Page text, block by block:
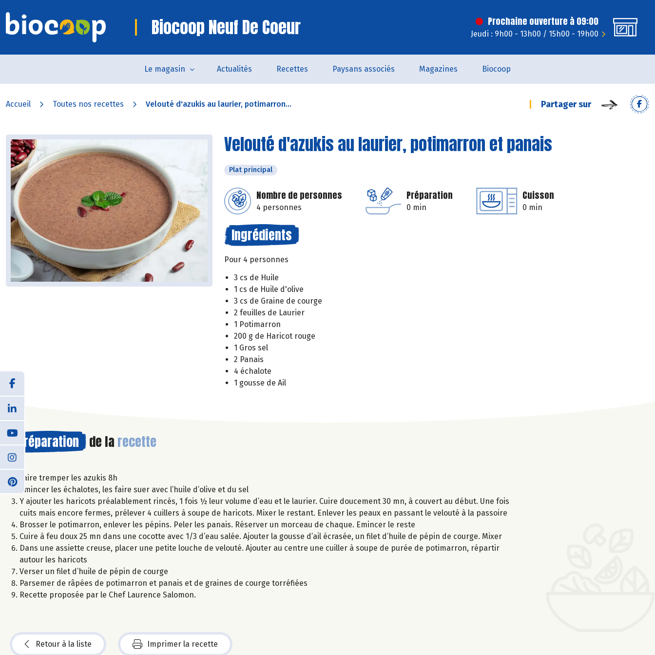
Biocoop Neuf De Coeur Prochaine ouverture à 09:00
Jeudi : 9h00 - 13h00 / 15h00 - 19h00
Le magasin Actualités Recettes Paysans associés Magazines Biocoop
Accueil Toutes nos recettes Velouté d'azukis au laurier, potimarron... Partager sur
Velouté d'azukis au laurier, potimarron et panais
Plat principal
Nombre de personnes
4 personnes
Préparation
0 min
Cuisson
0 min
Ingrédients
Pour 4 personnes
3 cs de Huile
1 cs de Huile d'olive
3 cs de Graine de courge
2 feuilles de Laurier
1 Potimarron
200 g de Haricot rouge
1 Gros sel
2 Panais
4 échalote
1 gousse de Ail
Préparation de la recette
Faire tremper les azukis 8h
Emincer les échalotes, les faire suer avec l’huile d’olive et du sel
Y ajouter les haricots préalablement rincés, 1 fois ½ leur volume d’eau et le laurier. Cuire doucement 30 mn, à couvert au début. Une fois
cuits mais encore fermes, prélever 4 cuillers à soupe de haricots. Mixer le restant. Enlever les peaux en passant le velouté à la passoire
Brosser le potimarron, enlever les pépins. Peler les panais. Réserver un morceau de chaque. Emincer le reste
Cuire à feu doux 25 mn dans une cocotte avec 1/3 d’eau salée. Ajouter la gousse d’ail écrasée, un filet d’huile de pépin de courge. Mixer
Dans une assiette creuse, placer une petite louche de velouté. Ajouter au centre une cuiller à soupe de purée de potimarron, répartir
autour les haricots
Verser un filet d’huile de pépin de courge
Parsemer de râpées de potimarron et panais et de graines de courge torréfiées
Recette proposée par le Chef Laurence Salomon.
Retour à la liste Imprimer la recette